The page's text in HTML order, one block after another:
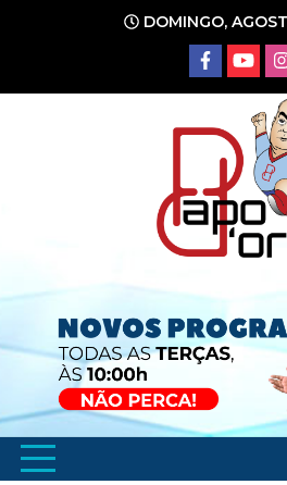
conteúdo
DOMINGO,